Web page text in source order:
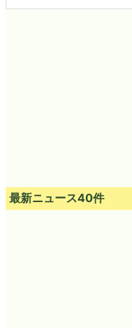
最新ニュース40件